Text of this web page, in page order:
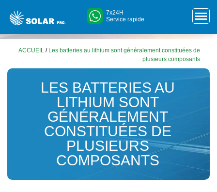
7x24H
Service rapide
ACCUEIL / Les batteries au lithium sont généralement constituées de
plusieurs composants
LES BATTERIES AU
LITHIUM SONT
GÉNÉRALEMENT
CONSTITUÉES DE
PLUSIEURS
COMPOSANTS